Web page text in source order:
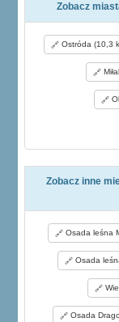
Zobacz
Ostróda (10,3
Zobacz inne
Osada leśna
Osada
Osada